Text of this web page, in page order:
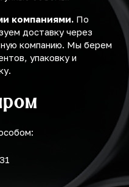
компаниями. По
доставку через
компанию. Мы берем
упаковку и